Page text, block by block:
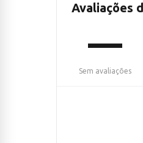
Avaliações
—
Sem avaliações